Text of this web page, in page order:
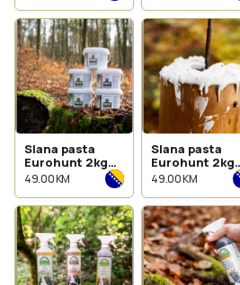
Slana pasta
Eurohunt 2kg
sa okusom dima
49.00 KM
Slana pasta
Eurohunt 2kg
od anisa
49.00 KM